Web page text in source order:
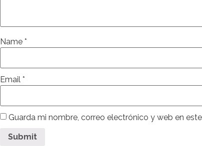
Name *
Email *
Guarda mi nombre, correo electrónico y web en